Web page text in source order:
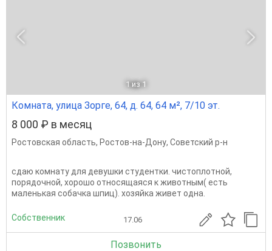
1 из 1
Комната, улица Зорге, 64, д. 64, 64 м², 7/10 эт.
8 000 ₽ в месяц
Ростовская область, Ростов-на-Дону, Советский р-н
сдаю комнату для девушки студентки. чистоплотной,
порядочной, хорошо относящаяся к животным( есть
маленькая собачка шпиц). хозяйка живет одна.
Собственник 17.06
Позвонить